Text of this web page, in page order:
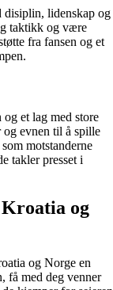
disiplin, lidenskap og
taktikk og være
fra fansen og et
et lag med store
og evnen til å spille
motstanderne
takler presset i
og
og Norge en
få med deg venner